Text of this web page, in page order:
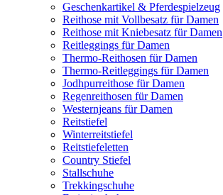
Geschenkartikel & Pferdespielzeug
Reithose mit Vollbesatz für Damen
Reithose mit Kniebesatz für Damen
Reitleggings für Damen
Thermo-Reithosen für Damen
Thermo-Reitleggings für Damen
Jodhpurreithose für Damen
Regenreithosen für Damen
Westernjeans für Damen
Reitstiefel
Winterreitstiefel
Reitstiefeletten
Country Stiefel
Stallschuhe
Trekkingschuhe